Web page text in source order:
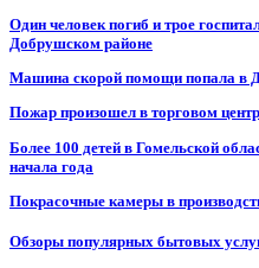
Один человек погиб и трое
Добрушском районе
Машина скорой помощи попала в
Пожар произошел в торговом
Более 100 детей в Гомельской
начала года
Покрасочные камеры в
Обзоры популярных бытовых